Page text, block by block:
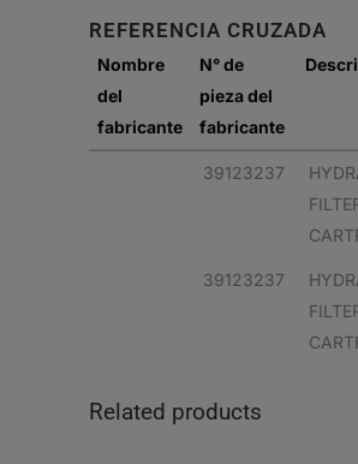
REFERENCIA CRUZADA
Nombre
del
fabricante
N° de
pieza del
fabricante
39123237
39123237
Related products